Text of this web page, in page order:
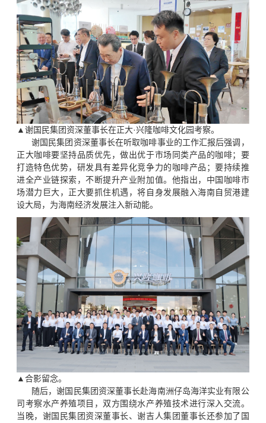
▲谢国民集团资深董事长在正大·兴隆咖啡文化园考察。
谢国民集团资深董事长在听取咖啡事业的工作汇报后强调，
正大咖啡要坚持品质优先，做出优于市场同类产品的咖啡；要
打造特色优势，研发具有差异化竞争力的咖啡产品；要持续推
进全产业链探索，不断提升产业附加值。他指出，中国咖啡市
场潜力巨大，正大要抓住机遇，将自身发展融入海南自贸港建
设大局，为海南经济发展注入新动能。
▲合影留念。
随后，谢国民集团资深董事长赴海南洲仔岛海洋实业有限公
司考察水产养殖项目，双方围绕水产养殖技术进行深入交流。
当晚，谢国民集团资深董事长、谢吉人集团董事长还参加了国